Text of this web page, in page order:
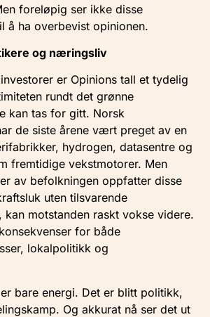
foreløpig ser ikke disse
å ha overbevist opinionen.
og næringsliv
er Opinions tall et tydelig
rundt det grønne
kan tas for gitt. Norsk
de siste årene vært preget av en
hydrogen, datasentre og
fremtidige vekstmotorer. Men
av befolkningen oppfatter disse
uten tilsvarende
kan motstanden raskt vokse videre.
for både
lokalpolitikk og
bare energi. Det er blitt politikk,
Og akkurat nå ser det ut